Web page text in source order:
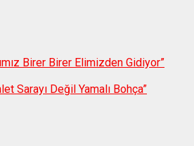
Birer Birer Elimizden Gidiyor”
Sarayı Değil Yamalı Bohça”